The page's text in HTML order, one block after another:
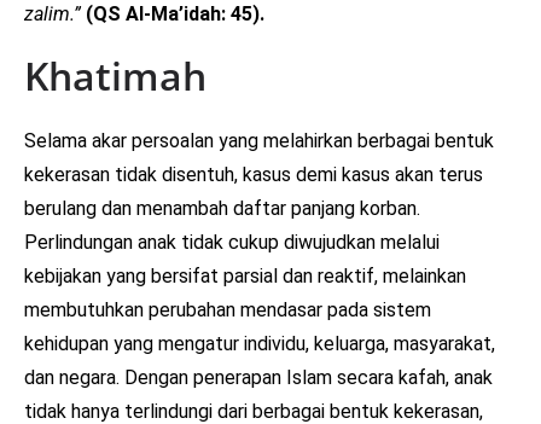
zalim.” (QS Al-Ma’idah: 45).
Khatimah
Selama akar persoalan yang melahirkan berbagai bentuk
kekerasan tidak disentuh, kasus demi kasus akan terus
berulang dan menambah daftar panjang korban.
Perlindungan anak tidak cukup diwujudkan melalui
kebijakan yang bersifat parsial dan reaktif, melainkan
membutuhkan perubahan mendasar pada sistem
kehidupan yang mengatur individu, keluarga, masyarakat,
dan negara. Dengan penerapan Islam secara kafah, anak
tidak hanya terlindungi dari berbagai bentuk kekerasan,